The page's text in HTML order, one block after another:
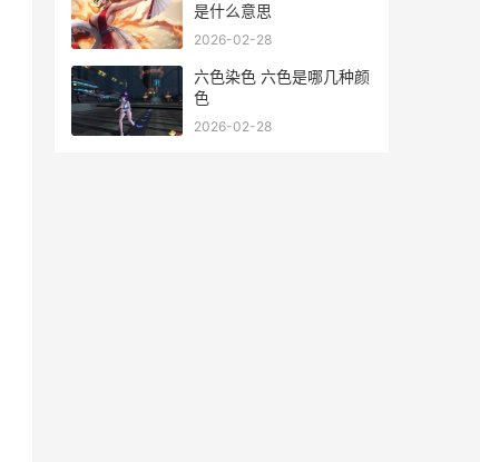
是什么意思
2026-02-28
六色染色 六色是哪几种颜
色
2026-02-28